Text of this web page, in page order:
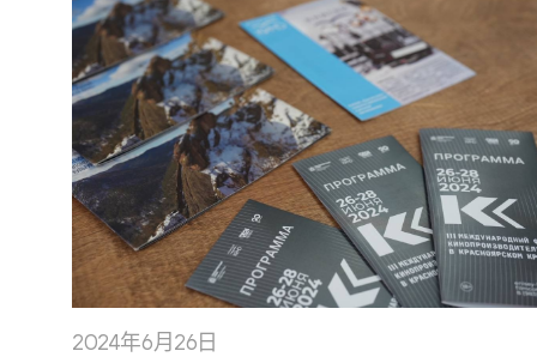
2024年6月26日